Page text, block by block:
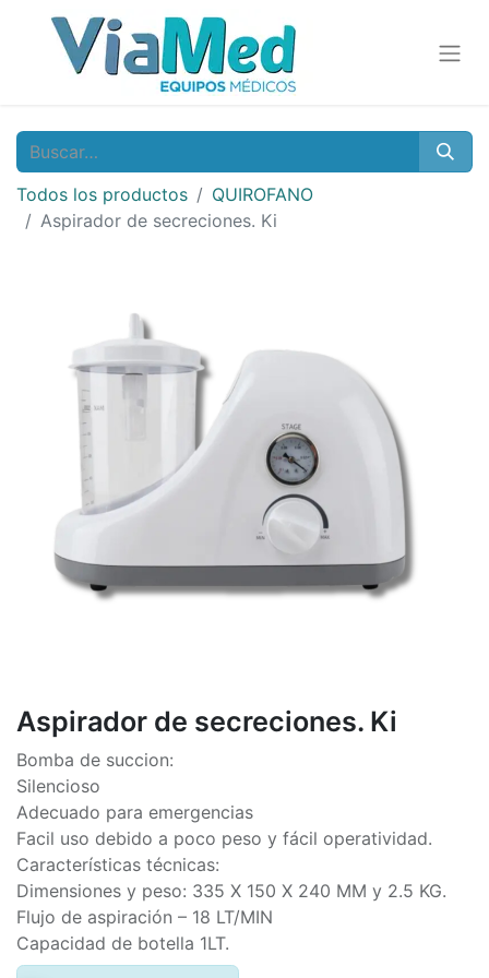
Todos los productos
QUIROFANO
Aspirador de secreciones. Ki
Aspirador de secreciones. Ki
Bomba de succion:
Silencioso
Adecuado para emergencias
Facil uso debido a poco peso y fácil operatividad.
Características técnicas:
Dimensiones y peso: 335 X 150 X 240 MM y 2.5 KG.
Flujo de aspiración – 18 LT/MIN
Capacidad de botella 1LT.